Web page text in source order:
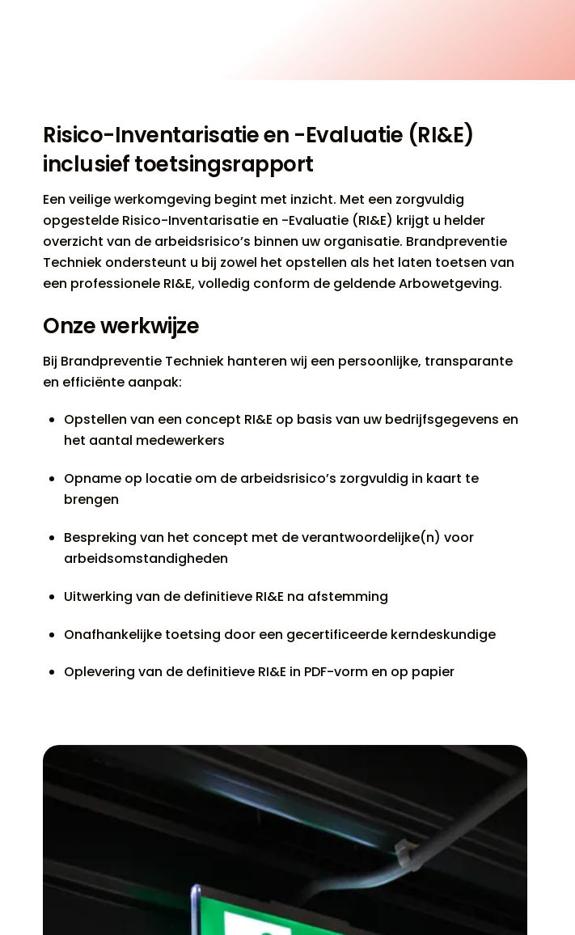
Risico-Inventarisatie en -Evaluatie (RI&E)
inclusief toetsingsrapport
Een veilige werkomgeving begint met inzicht. Met een zorgvuldig
opgestelde Risico-Inventarisatie en -Evaluatie (RI&E) krijgt u helder
overzicht van de arbeidsrisico’s binnen uw organisatie. Brandpreventie
Techniek ondersteunt u bij zowel het opstellen als het laten toetsen van
een professionele RI&E, volledig conform de geldende Arbowetgeving.
Onze werkwijze
Bij Brandpreventie Techniek hanteren wij een persoonlijke, transparante
en efficiënte aanpak:
Opstellen van een concept RI&E op basis van uw bedrijfsgegevens en
het aantal medewerkers
Opname op locatie om de arbeidsrisico’s zorgvuldig in kaart te
brengen
Bespreking van het concept met de verantwoordelijke(n) voor
arbeidsomstandigheden
Uitwerking van de definitieve RI&E na afstemming
Onafhankelijke toetsing door een gecertificeerde kerndeskundige
Oplevering van de definitieve RI&E in PDF-vorm en op papier